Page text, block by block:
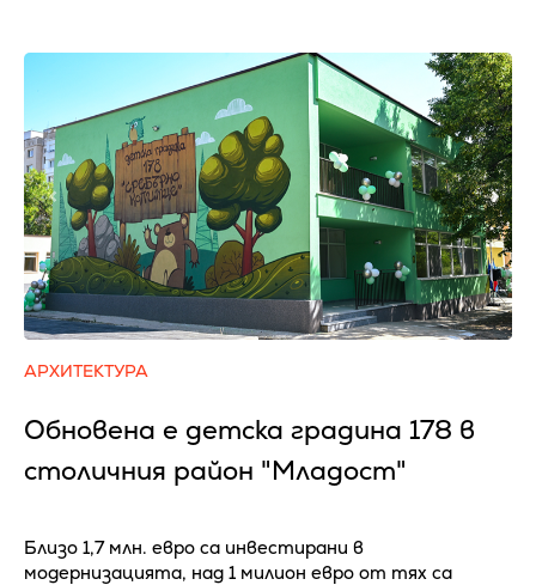
АРХИТЕКТУРА
Обновена е детска градина 178 в
столичния район "Младост"
Близо 1,7 млн. евро са инвестирани в
модернизацията, над 1 милион евро от тях са